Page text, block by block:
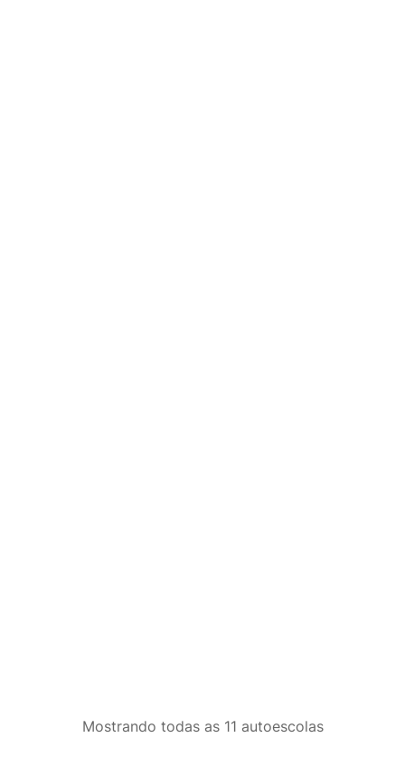
Mostrando todas as 11 autoescolas